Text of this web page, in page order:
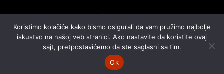
© 2026 NOVA EKONOMIJA | SVA PRAVA ZADŽANA | DEVELOPED BY
Koristimo kolačiće kako bismo osigurali da vam pružimo najbolje
iskustvo na našoj veb stranici. Ako nastavite da koristite ovaj
sajt, pretpostavićemo da ste saglasni sa tim.
Ok